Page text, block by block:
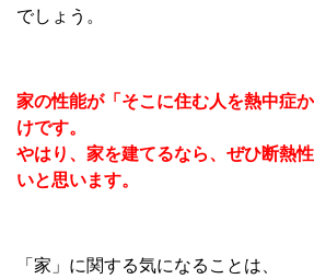
でしょう。
家の性能が「そこに住む人を熱中症
けです。
やはり、家を建てるなら、ぜひ断熱
いと思います。
「家」に関する気になることは、